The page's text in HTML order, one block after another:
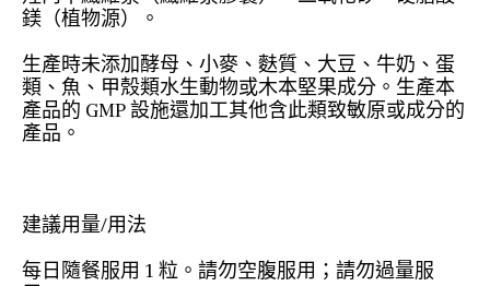
鎂（植物源）。
生產時未添加酵母、小麥、麩質、大豆、牛奶、蛋
類、魚、甲殼類水生動物或木本堅果成分。生產本
產品的 GMP 設施還加工其他含此類致敏原或成分的
產品。
建議用量/用法
每日隨餐服用 1 粒。請勿空腹服用；請勿過量服